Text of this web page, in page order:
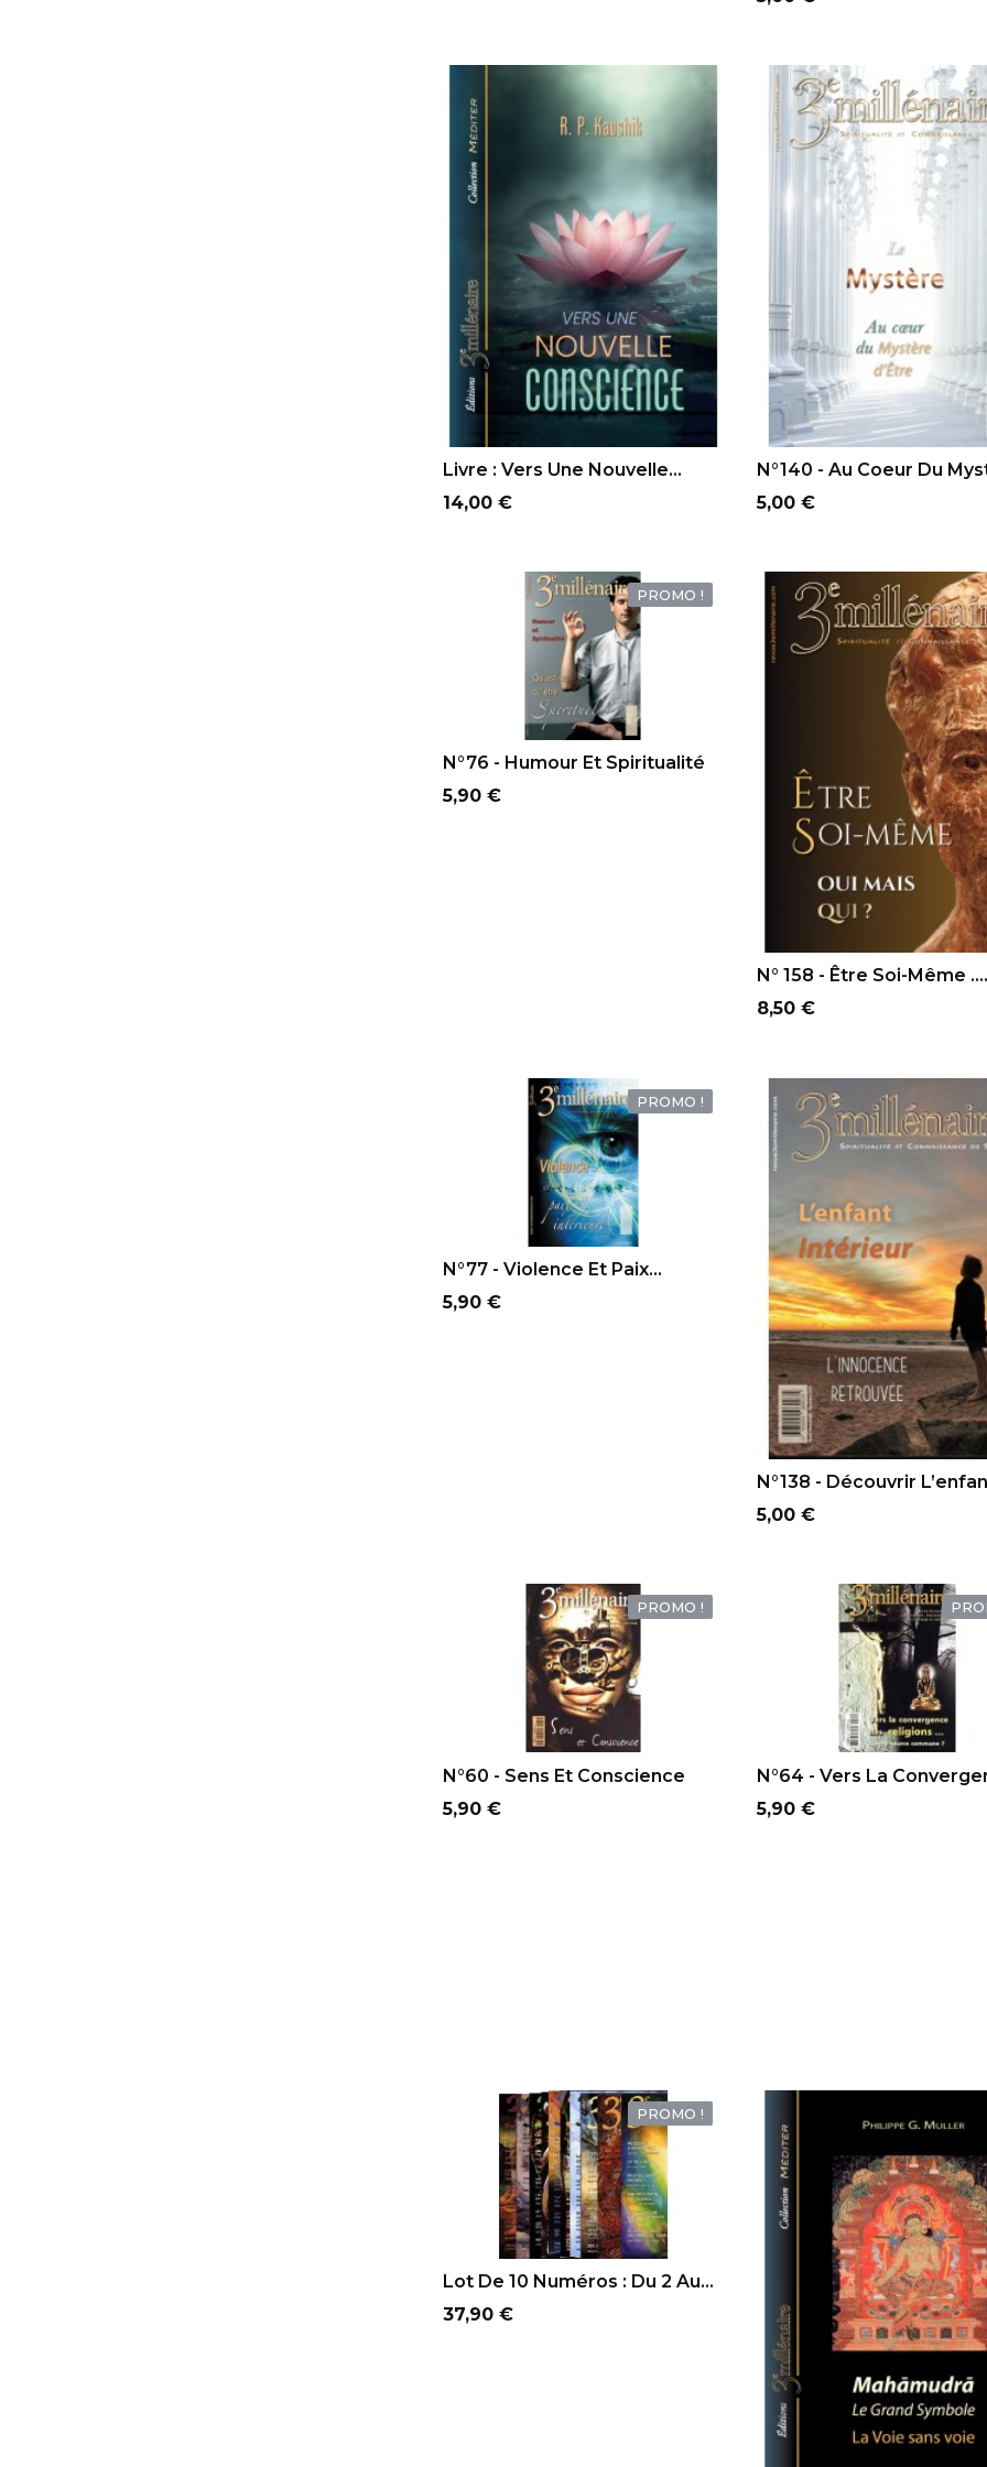
AJOUTER AU PANIER
Livre : Vers Une Nouvelle...
Prix
14,00 €
AJOUTER AU PANIER
N°140 - Au Coeur Du
Prix
5,00 €
PROMO !
AJOUTER AU PANIER
N°76 - Humour Et Spiritualité
Prix
5,90 €
AJOUTER AU PANIER
N° 158 - Être Soi-Même
Prix
8,50 €
PROMO !
AJOUTER AU PANIER
N°77 - Violence Et Paix...
Prix
5,90 €
AJOUTER AU PANIER
N°138 - Découvrir
Prix
5,00 €
PROMO !
AJOUTER AU PANIER
N°60 - Sens Et Conscience
Prix
5,90 €
AJOUTER AU PANIER
N°64 - Vers La
Prix
5,90 €
PROMO !
AJOUTER AU PANIER
Lot De 10 Numéros : Du 2 Au...
Prix
37,90 €